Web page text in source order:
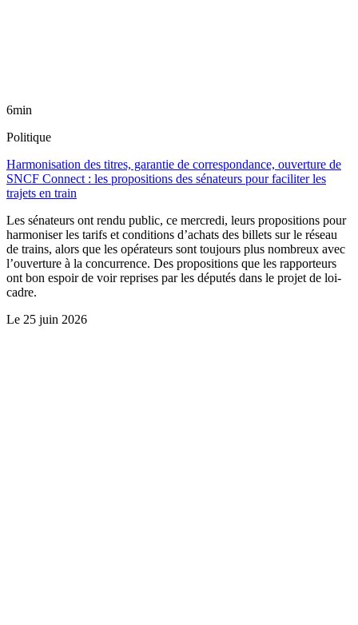
6min
Politique
Harmonisation des titres, garantie de correspondance, ouverture de
SNCF Connect : les propositions des sénateurs pour faciliter les
trajets en train
Les sénateurs ont rendu public, ce mercredi, leurs propositions pour
harmoniser les tarifs et conditions d’achats des billets sur le réseau
de trains, alors que les opérateurs sont toujours plus nombreux avec
l’ouverture à la concurrence. Des propositions que les rapporteurs
ont bon espoir de voir reprises par les députés dans le projet de loi-
cadre.
Le 25 juin 2026